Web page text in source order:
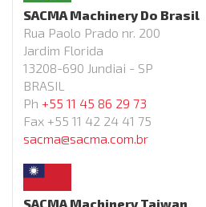
SACMA Machinery Do Brasil
Rua Paolo Prado nr. 200
Jardim Florida
13208-690 Jundiai - SP
BRASIL
Ph +55 11 45 86 29 73
Fax +55 11 42 24 41 75
sacma@sacma.com.br
SACMA Machinery Taiwan